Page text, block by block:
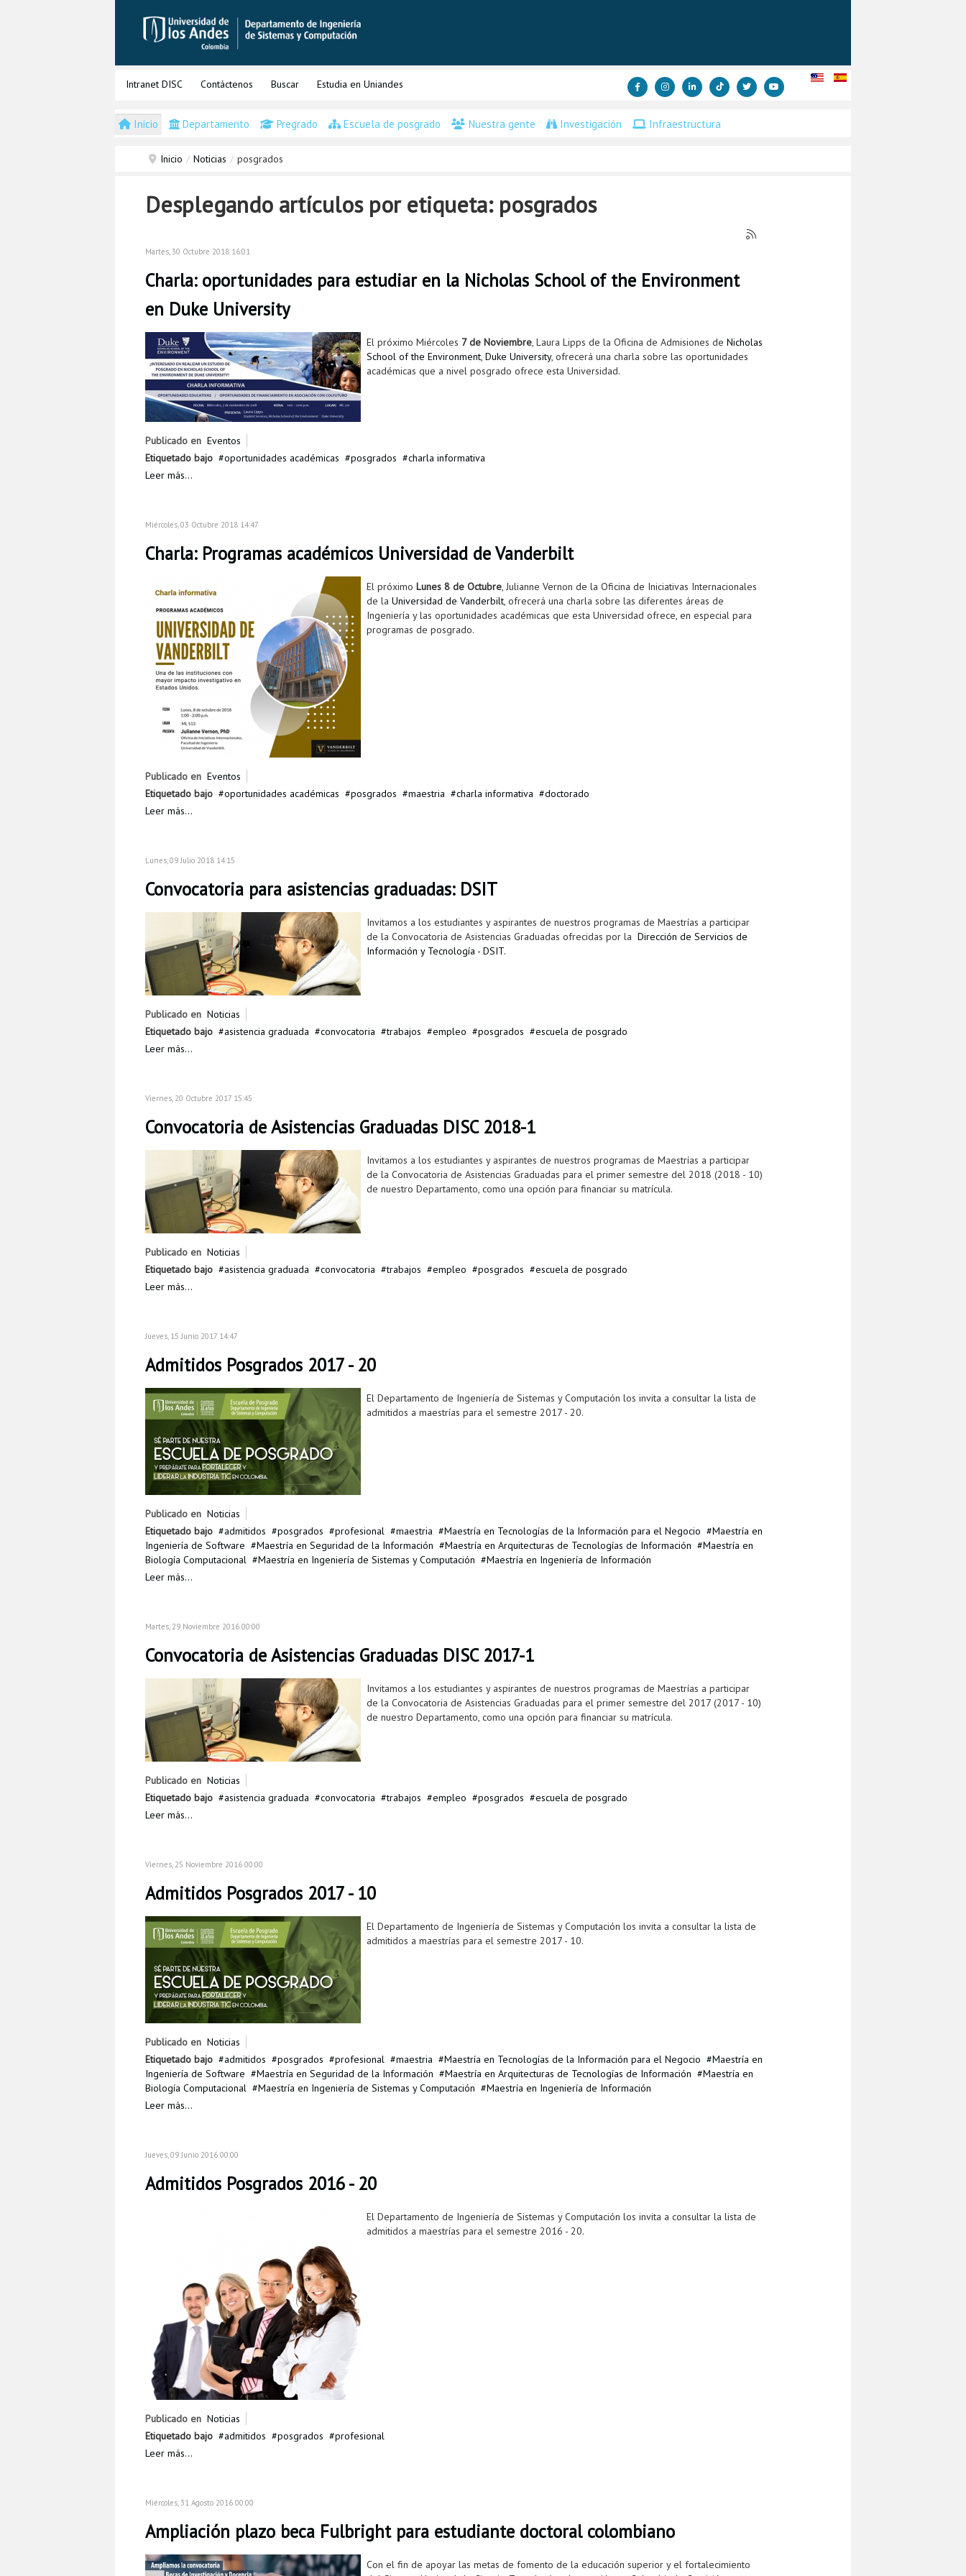
Intranet DISC Contáctenos Buscar Estudia en Uniandes
Inicio Departamento Pregrado Escuela de posgrado Nuestra gente Investigación Infraestructura
Inicio / Noticias / posgrados
Desplegando artículos por etiqueta: posgrados
Martes, 30 Octubre 2018 16:01
Charla: oportunidades para estudiar en la Nicholas School of the Environment
en Duke University
El próximo Miércoles 7 de Noviembre, Laura Lipps de la Oficina de Admisiones de Nicholas
School of the Environment, Duke University, ofrecerá una charla sobre las oportunidades
académicas que a nivel posgrado ofrece esta Universidad.
Publicado en Eventos
Etiquetado bajo
oportunidades académicas posgrados
charla informativa
Leer más...
Miércoles, 03 Octubre 2018 14:47
Charla: Programas académicos Universidad de Vanderbilt
El próximo Lunes 8 de Octubre, Julianne Vernon de la Oficina de Iniciativas Internacionales
de la Universidad de Vanderbilt, ofrecerá una charla sobre las diferentes áreas de
Ingeniería y las oportunidades académicas que esta Universidad ofrece, en especial para
programas de posgrado.
Publicado en Eventos
Etiquetado bajo
oportunidades académicas posgrados maestria charla informativa
doctorado
Leer más...
Lunes, 09 Julio 2018 14:15
Convocatoria para asistencias graduadas: DSIT
Invitamos a los estudiantes y aspirantes de nuestros programas de Maestrías a participar
de la Convocatoria de Asistencias Graduadas ofrecidas por la Dirección de Servicios de
Información y Tecnología - DSIT.
Publicado en Noticias
Etiquetado bajo
asistencia graduada convocatoria trabajos empleo posgrados
escuela de posgrado
Leer más...
Viernes, 20 Octubre 2017 15:45
Convocatoria de Asistencias Graduadas DISC 2018-1
Invitamos a los estudiantes y aspirantes de nuestros programas de Maestrías a participar
de la Convocatoria de Asistencias Graduadas para el primer semestre del 2018 (2018 - 10)
de nuestro Departamento, como una opción para financiar su matrícula.
Publicado en Noticias
Etiquetado bajo
asistencia graduada convocatoria trabajos empleo posgrados
escuela de posgrado
Leer más...
Jueves, 15 Junio 2017 14:47
Admitidos Posgrados 2017 - 20
El Departamento de Ingeniería de Sistemas y Computación los invita a consultar la lista de
admitidos a maestrías para el semestre 2017 - 20.
Publicado en Noticias
Etiquetado bajo
admitidos posgrados profesional maestria Maestría en Tecnologías de la Información para el Negocio
Maestría en
Ingeniería de Software
Maestría en Seguridad de la Información Maestría en Arquitecturas de Tecnologías de Información
Maestría en
Biología Computacional
Maestría en Ingeniería de Sistemas y Computación
Maestría en Ingeniería de Información
Leer más...
Martes, 29 Noviembre 2016 00:00
Convocatoria de Asistencias Graduadas DISC 2017-1
Invitamos a los estudiantes y aspirantes de nuestros programas de Maestrías a participar
de la Convocatoria de Asistencias Graduadas para el primer semestre del 2017 (2017 - 10)
de nuestro Departamento, como una opción para financiar su matrícula.
Publicado en Noticias
Etiquetado bajo
asistencia graduada convocatoria trabajos empleo posgrados
escuela de posgrado
Leer más...
Viernes, 25 Noviembre 2016 00:00
Admitidos Posgrados 2017 - 10
El Departamento de Ingeniería de Sistemas y Computación los invita a consultar la lista de
admitidos a maestrías para el semestre 2017 - 10.
Publicado en Noticias
Etiquetado bajo
admitidos posgrados profesional maestria Maestría en Tecnologías de la Información para el Negocio
Maestría en
Ingeniería de Software
Maestría en Seguridad de la Información Maestría en Arquitecturas de Tecnologías de Información
Maestría en
Biología Computacional
Maestría en Ingeniería de Sistemas y Computación
Maestría en Ingeniería de Información
Leer más...
Jueves, 09 Junio 2016 00:00
Admitidos Posgrados 2016 - 20
El Departamento de Ingeniería de Sistemas y Computación los invita a consultar la lista de
admitidos a maestrías para el semestre 2016 - 20.
Publicado en Noticias
Etiquetado bajo
admitidos posgrados
profesional
Leer más...
Miércoles, 31 Agosto 2016 00:00
Ampliación plazo beca Fulbright para estudiante doctoral colombiano
Con el fin de apoyar las metas de fomento de la educación superior y el fortalecimiento